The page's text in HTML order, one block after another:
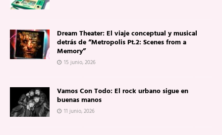
Dream Theater: El viaje conceptual y musical
detrás de “Metropolis Pt.2: Scenes from a
Memory”
15 junio, 2026
Vamos Con Todo: El rock urbano sigue en
buenas manos
11 junio, 2026